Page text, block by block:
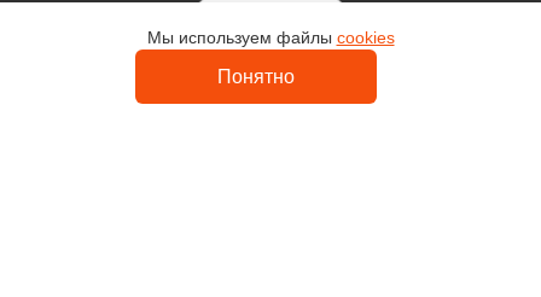
Контакты
Мы используем файлы cookies
Понятно